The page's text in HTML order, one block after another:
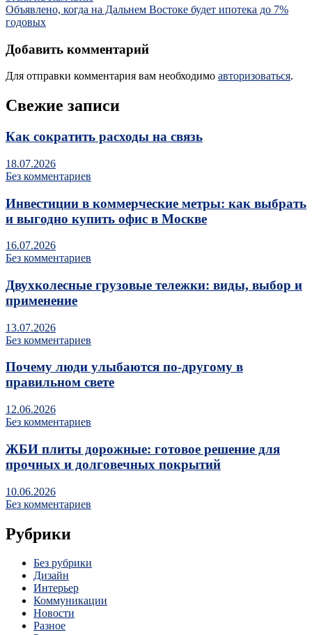
Объявлено, когда на Дальнем Востоке будет ипотека до 7%
годовых
Добавить комментарий
Для отправки комментария вам необходимо авторизоваться.
Свежие записи
Как сократить расходы на связь
18.07.2026
Без комментариев
Инвестиции в коммерческие метры: как выбрать
и выгодно купить офис в Москве
16.07.2026
Без комментариев
Двухколесные грузовые тележки: виды, выбор и
применение
13.07.2026
Без комментариев
Почему люди улыбаются по‑другому в
правильном свете
12.06.2026
Без комментариев
ЖБИ плиты дорожные: готовое решение для
прочных и долговечных покрытий
10.06.2026
Без комментариев
Рубрики
Без рубрики
Дизайн
Интерьер
Коммуникации
Новости
Разное